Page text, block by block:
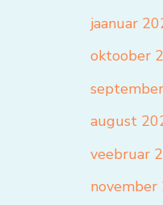
jaanuar
oktoober
august
veebruar
november